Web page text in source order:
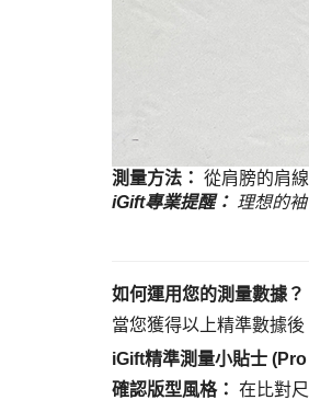
測量方法： 從肩膀的肩
iGift專業提醒： 理想的
如何運用您的測量數據？
當您獲得以上精準數據
iGift精準測量小貼士
確認版型風格： 在比對